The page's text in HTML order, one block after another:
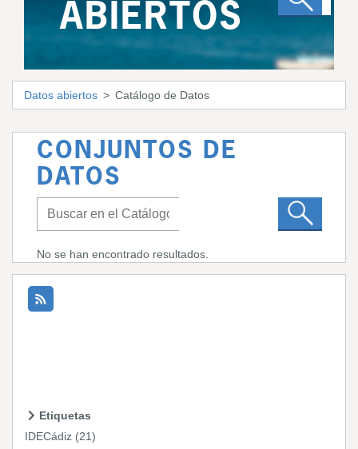
ABIERTOS
Datos abiertos Catálogo de Datos
CONJUNTOS DE
DATOS
No se han encontrado resultados.
Etiquetas
IDECádiz (21)